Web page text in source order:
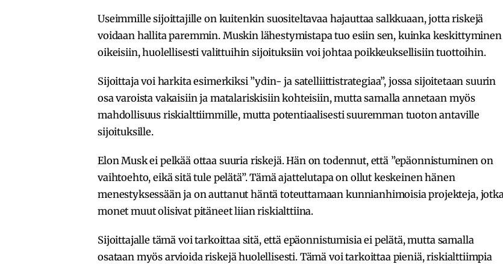
Useimmille sijoittajille on kuitenkin suositeltavaa hajauttaa salkkuaan, jotta riskejä
voidaan hallita paremmin. Muskin lähestymistapa tuo esiin sen, kuinka keskittyminen
oikeisiin, huolellisesti valittuihin sijoituksiin voi johtaa poikkeuksellisiin tuottoihin.
Sijoittaja voi harkita esimerkiksi ”ydin- ja satelliittistrategiaa”, jossa sijoitetaan suurin
osa varoista vakaisiin ja matalariskisiin kohteisiin, mutta samalla annetaan myös
mahdollisuus riskialttiimmille, mutta potentiaalisesti suuremman tuoton antaville
sijoituksille.
Elon Musk ei pelkää ottaa suuria riskejä. Hän on todennut, että ”epäonnistuminen on
vaihtoehto, eikä sitä tule pelätä”. Tämä ajattelutapa on ollut keskeinen hänen
menestyksessään ja on auttanut häntä toteuttamaan kunnianhimoisia projekteja,
monet muut olisivat pitäneet liian riskialttiina.
Sijoittajalle tämä voi tarkoittaa sitä, että epäonnistumisia ei pelätä, mutta samalla
osataan myös arvioida riskejä huolellisesti. Tämä voi tarkoittaa pieniä, riskialttiimpia